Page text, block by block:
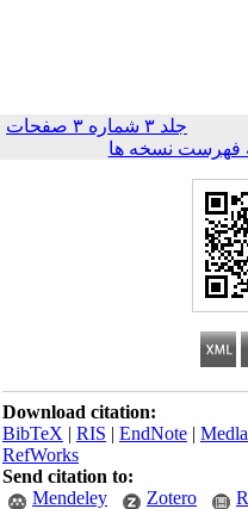
جلد ۳ شماره ۳ صفحات
نسخه ها
Download citation:
BibTeX|RIS|EndNote|
RefWorks
Send citation to:
Mendeley
Zotero